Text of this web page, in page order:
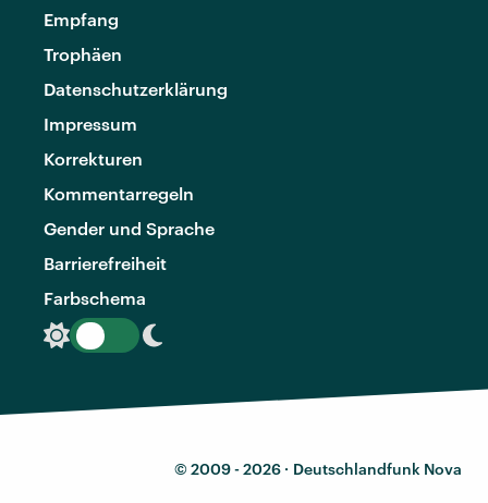
Empfang
Trophäen
Datenschutzerklärung
Impressum
Korrekturen
Kommentarregeln
Gender und Sprache
Barrierefreiheit
Farbschema
© 2009 - 2026 · Deutschlandfunk Nova